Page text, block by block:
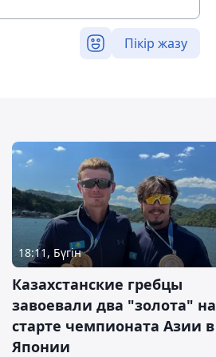
Пікір жазу
18:11, Бүгін
Казахстанские гребцы
завоевали два "золота" на
старте чемпионата Азии в
Японии